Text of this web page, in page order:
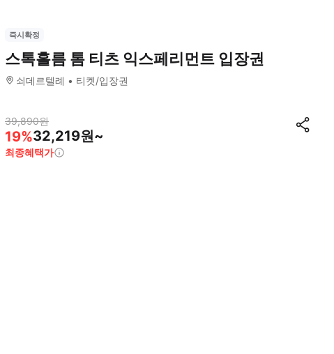
즉시확정
스톡홀름 톰 티츠 익스페리먼트 입장권
쇠데르텔례 티켓/입장권
39,890원
19%32,219원~
최종혜택가